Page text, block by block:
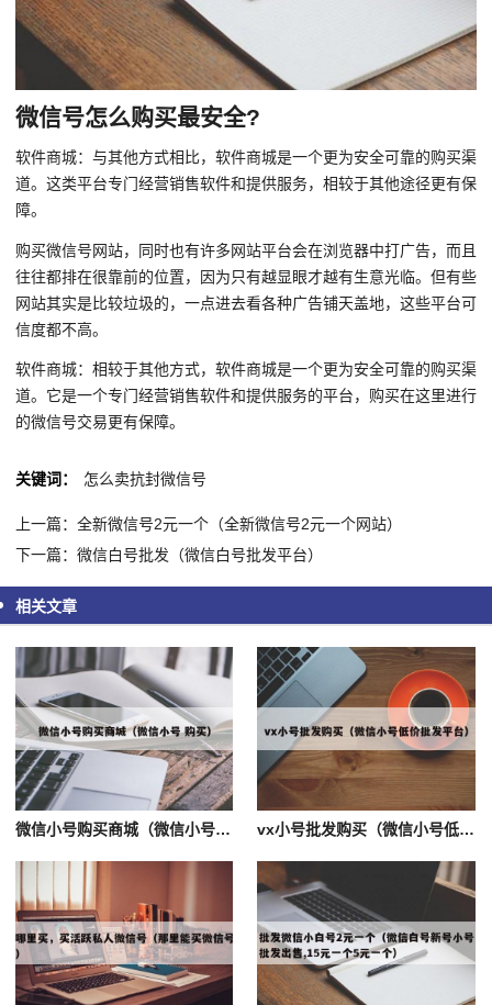
微信号怎么购买最安全?
软件商城：与其他方式相比，软件商城是一个更为安全可靠的购买渠
道。这类平台专门经营销售软件和提供服务，相较于其他途径更有保
障。
购买微信号网站，同时也有许多网站平台会在浏览器中打广告，而且
往往都排在很靠前的位置，因为只有越显眼才越有生意光临。但有些
网站其实是比较垃圾的，一点进去看各种广告铺天盖地，这些平台可
信度都不高。
软件商城：相较于其他方式，软件商城是一个更为安全可靠的购买渠
道。它是一个专门经营销售软件和提供服务的平台，购买在这里进行
的微信号交易更有保障。
关键词： 怎么卖抗封微信号
上一篇：全新微信号2元一个（全新微信号2元一个网站）
下一篇：微信白号批发（微信白号批发平台）
相关文章
微信小号购买商城（微信小号 购买） vx小号批发购买（微信小号低价批发平台）